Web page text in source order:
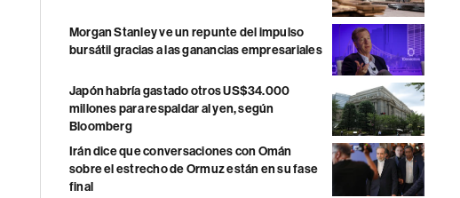
Morgan Stanley ve un repunte del impulso
bursátil gracias a las ganancias empresariales
Japón habría gastado otros US$34.000
millones para respaldar al yen, según
Bloomberg
Irán dice que conversaciones con Omán
sobre el estrecho de Ormuz están en su fase
final